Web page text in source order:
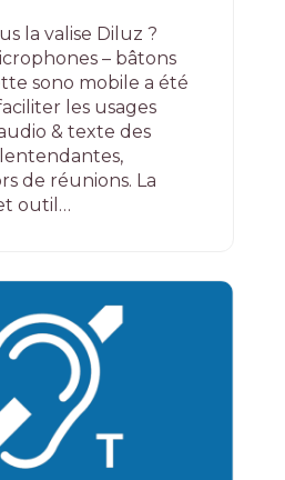
la valise Diluz ?
– bâtons
sono mobile a été
les usages
& texte des
de réunions. La
outil…